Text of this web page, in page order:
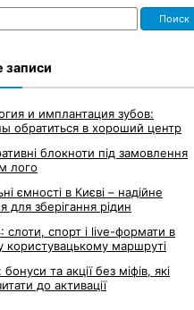
и имплантация зубов:
обратиться в хороший центр
блокноти під замовлення
лого
ємності в Києві – надійне
для зберігання рідин
слоти, спорт і live-формати в
користувацькому маршруті
та акції без міфів, які
до активації